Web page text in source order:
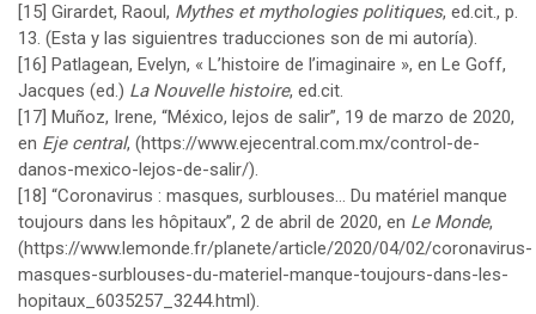
[15] Girardet, Raoul, Mythes et mythologies politiques, ed.cit., p.
13. (Esta y las siguientres traducciones son de mi autoría).
[16]
Patlagean, Evelyn, « L’histoire de l’imaginaire », en Le Goff,
Jacques (ed.) La Nouvelle histoire, ed.cit.
[17] Muñoz, Irene, “México, lejos de salir”, 19 de marzo de 2020,
en Eje central, (https://www.ejecentral.com.mx/control-de-
danos-mexico-lejos-de-salir/).
[18] “Coronavirus : masques, surblouses… Du matériel manque
toujours dans les hôpitaux”, 2 de abril de 2020, en Le Monde,
(https://www.lemonde.fr/planete/article/2020/04/02/coronavirus-
masques-surblouses-du-materiel-manque-toujours-dans-les-
hopitaux_6035257_3244.html ).